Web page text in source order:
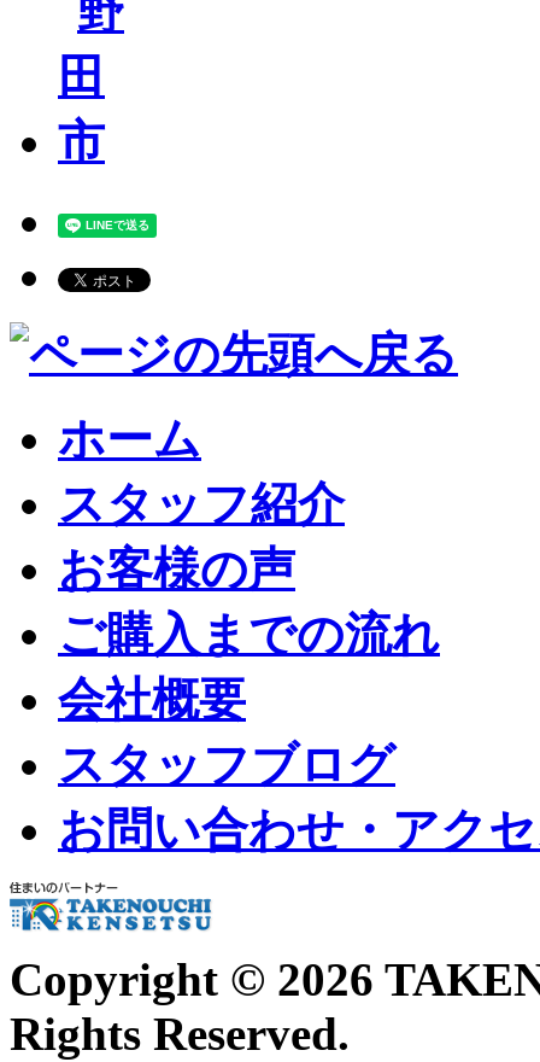
ホーム
スタッフ紹介
お客様の声
ご購入までの流れ
会社概要
スタッフブログ
お問い合わせ・アク
Copyright © 2026
Rights Reserved.